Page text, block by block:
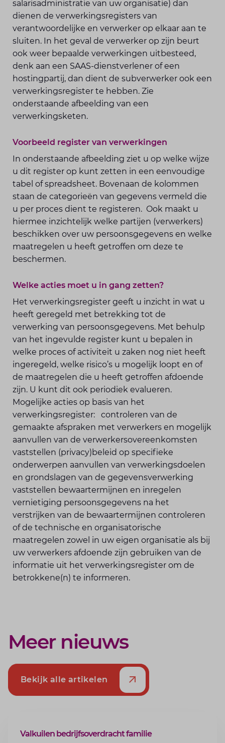
salarisadministratie van uw organisatie) dan
dienen de verwerkingsregisters van
verantwoordelijke en verwerker op elkaar aan te
sluiten. In het geval de verwerker op zijn beurt
ook weer bepaalde verwerkingen uitbesteed,
denk aan een SAAS-dienstverlener of een
hostingpartij, dan dient de subverwerker ook een
verwerkingsregister te hebben. Zie
onderstaande afbeelding van een
verwerkingsketen.
Voorbeeld register van verwerkingen
In onderstaande afbeelding ziet u op welke wijze
u dit register op kunt zetten in een eenvoudige
tabel of spreadsheet. Bovenaan de kolommen
staan de categorieën van gegevens vermeld die
u per proces dient te registeren. Ook maakt u
hiermee inzichtelijk welke partijen (verwerkers)
beschikken over uw persoonsgegevens en welke
maatregelen u heeft getroffen om deze te
beschermen.
Welke acties moet u in gang zetten?
Het verwerkingsregister geeft u inzicht in wat u
heeft geregeld met betrekking tot de
verwerking van persoonsgegevens. Met behulp
van het ingevulde register kunt u bepalen in
welke proces of activiteit u zaken nog niet heeft
ingeregeld, welke risico’s u mogelijk loopt en of
de maatregelen die u heeft getroffen afdoende
zijn. U kunt dit ook periodiek evalueren.
Mogelijke acties op basis van het
verwerkingsregister: controleren van de
gemaakte afspraken met verwerkers en mogelijk
aanvullen van de verwerkersovereenkomsten
vaststellen (privacy)beleid op specifieke
onderwerpen aanvullen van verwerkingsdoelen
en grondslagen van de gegevensverwerking
vaststellen bewaartermijnen en inregelen
vernietiging persoonsgegevens na het
verstrijken van de bewaartermijnen controleren
of de technische en organisatorische
maatregelen zowel in uw eigen organisatie als bij
uw verwerkers afdoende zijn gebruiken van de
informatie uit het verwerkingsregister om de
betrokkene(n) te informeren.
Meer nieuws
Bekijk alle artikelen
ARTIKEL
Valkuilen bedrijfsoverdracht familie